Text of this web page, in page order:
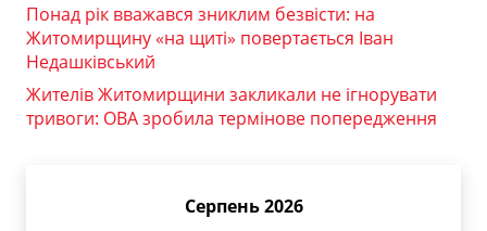
Понад рік вважався зниклим безвісти: на
Житомирщину «на щиті» повертається Іван
Недашківський
Жителів Житомирщини закликали не ігнорувати
тривоги: ОВА зробила термінове попередження
Серпень 2026